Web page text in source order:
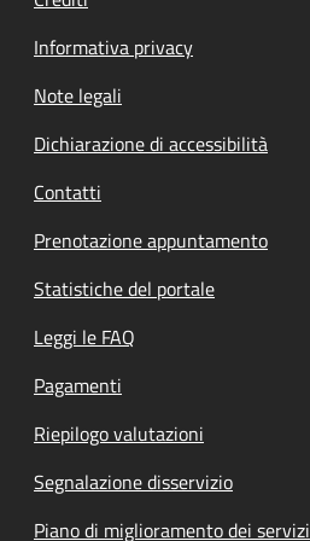
Informativa privacy
Note legali
Dichiarazione di accessibilità
Contatti
Prenotazione appuntamento
Statistiche del portale
Leggi le FAQ
Pagamenti
Riepilogo valutazioni
Segnalazione disservizio
Piano di miglioramento dei servizi